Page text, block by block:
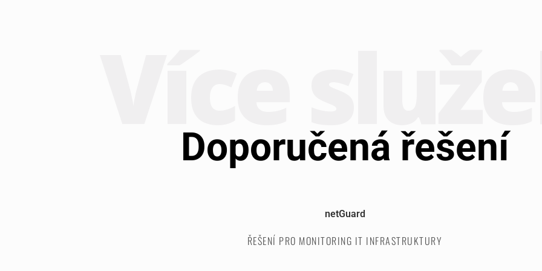
Doporučená řešení
netGuard
ŘEŠENÍ PRO MONITORING IT INFRASTRUKTURY